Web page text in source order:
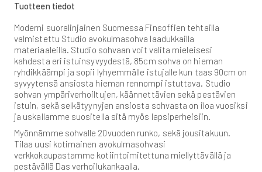
Tuotteen tiedot
Moderni suoralinjainen Suomessa Finsoffien tehtailla
valmistettu Studio avokulmasohva laadukkailla
materiaaleilla. Studio sohvaan voit valita mieleisesi
kahdesta eri istuinsyvyydestä, 85cm sohva on hieman
ryhdikkäämpi ja sopii lyhyemmälle istujalle kun taas 90cm on
syvyytensä ansiosta hieman rennompi istuttava. Studio
sohvan ympäriverhoiltujen, käännettävien sekä pestävien
istuin, sekä selkätyynyjen ansiosta sohvasta on iloa vuosiksi
ja uskallamme suositella sitä myös lapsiperheisiin.
Myönnämme sohvalle 20vuoden runko, sekä jousitakuun.
Tilaa uusi kotimainen avokulmasohvasi
verkkokaupastamme kotiintoimitettuna miellyttävällä ja
pestävällä Das verhoilukankaalla.